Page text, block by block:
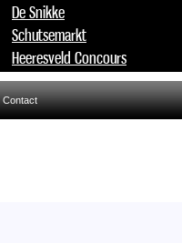
De Snikke
Schutsemarkt
Heeresveld Concours
Contact